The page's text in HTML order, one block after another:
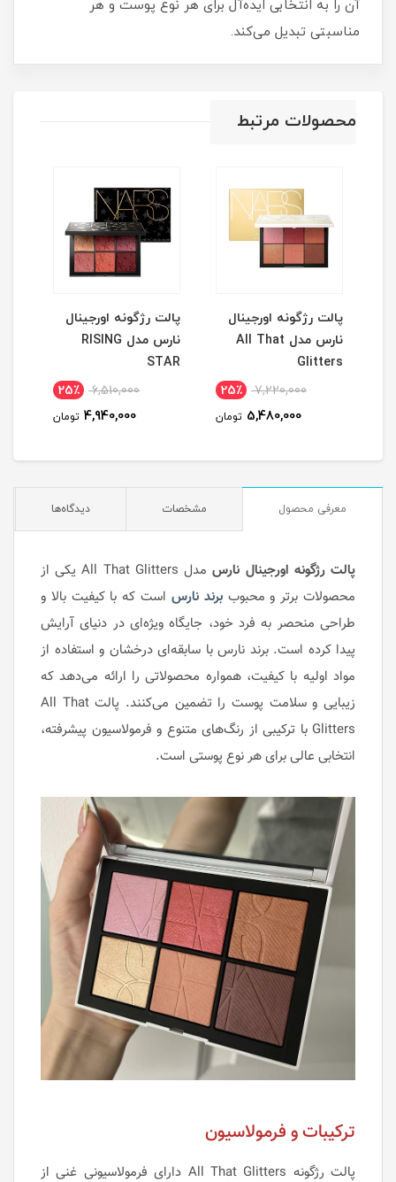
آن را به انتخابی ایده‌آل برای هر نوع پوست و هر
مناسبتی تبدیل می‌کند.
محصولات مرتبط
پالت رژگونه اورجینال
نارس مدل All That
Glitters
7,220,000 25٪
5,480,000 تومان
پالت رژگونه اورجینال
نارس مدل RISING
STAR
6,510,000 25٪
4,940,000 تومان
معرفی محصول مشخصات دیدگاه‌ها
پالت رژگونه اورجینال نارس
مدل All That Glitters یکی از
محصولات برتر و محبوب برند نارس است که با کیفیت بالا و
طراحی منحصر به فرد خود، جایگاه ویژه‌ای در دنیای آرایش
پیدا کرده است. برند نارس با سابقه‌ای درخشان و استفاده از
مواد اولیه با کیفیت، همواره محصولاتی را ارائه می‌دهد که
زیبایی و سلامت پوست را تضمین می‌کنند. پالت All That
Glitters با ترکیبی از رنگ‌های متنوع و فرمولاسیون پیشرفته،
انتخابی عالی برای هر نوع پوستی است.
ترکیبات و فرمولاسیون
پالت رژگونه All That Glitters دارای فرمولاسیونی غنی از